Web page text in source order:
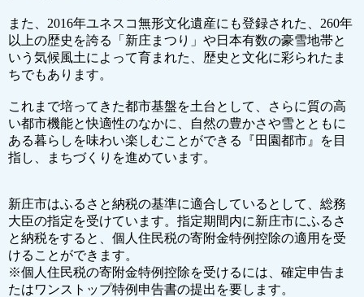
また、2016年ユネスコ無形文化遺産にも登録された、260年
以上の歴史を誇る「新庄まつり」や日本有数の豪雪地帯と
いう気候風土によって育まれた、歴史と文化に彩られたま
ちでもあります。
これまで培ってきた都市基盤を土台として、さらに質の高
い都市機能と快適性のなかに、自然の豊かさや雪とともに
ある暮らしを味わい楽しむことができる『田園都市』を目
指し、まちづくりを進めています。
新庄市はふるさと納税の基準に適合しているとして、総務
大臣の指定を受けています。指定期間内に新庄市にふるさ
と納税をすると、個人住民税の寄附金特例控除の適用を受
けることができます。
※個人住民税の寄附金特例控除を受けるには、確定申告ま
たはワンストップ特例申告書の提出を要します。